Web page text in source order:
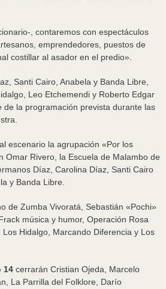
, contaremos con espectáculos
emprendedores, puestos de
costillar al asador en el predio».
Santi Cairo, Anabela y Banda Libre,
Leo Etchemendi y Roberto Edgar
de la programación prevista durante las
escenario la agrupación «Por los
Omar Rivero, la Escuela de Malambo de
Díaz, Carolina Díaz, Santi Cairo
y Banda Libre.
de Zumba Vivoratá, Sebastián «Pochi»
música y humor, Operación Rosa
Los Hidalgo, Marcando Diferencia y Los
14 cerrarán Cristian Ojeda, Marcelo
La Parrilla del Folklore, Darío